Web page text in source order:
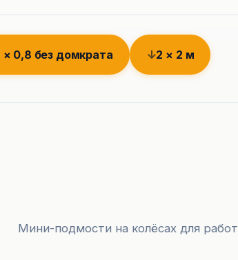
× 0,8 без домкрата 2 × 2 м
Мини-подмости на колёсах для